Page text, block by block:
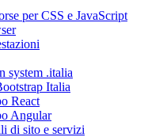
per CSS e JavaScript
system .italia
Italia
React
Angular
di sito e servizi